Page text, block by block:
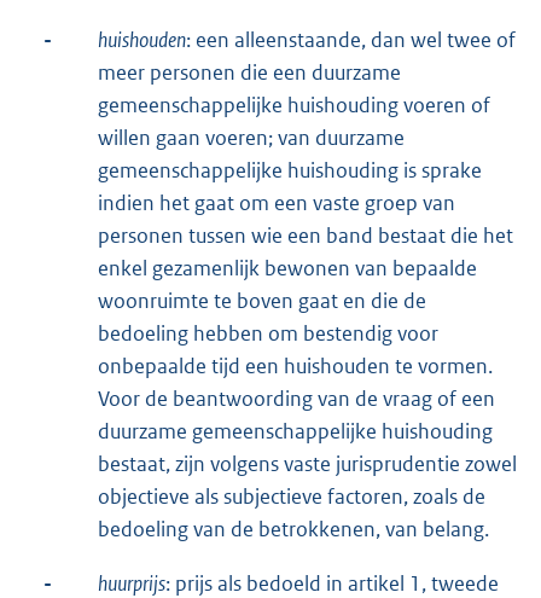
- huishouden: een alleenstaande, dan wel twee of
meer personen die een duurzame
gemeenschappelijke huishouding voeren of
willen gaan voeren; van duurzame
gemeenschappelijke huishouding is sprake
indien het gaat om een vaste groep van
personen tussen wie een band bestaat die het
enkel gezamenlijk bewonen van bepaalde
woonruimte te boven gaat en die de
bedoeling hebben om bestendig voor
onbepaalde tijd een huishouden te vormen.
Voor de beantwoording van de vraag of een
duurzame gemeenschappelijke huishouding
bestaat, zijn volgens vaste jurisprudentie zowel
objectieve als subjectieve factoren, zoals de
bedoeling van de betrokkenen, van belang.
- huurprijs: prijs als bedoeld in artikel 1, tweede